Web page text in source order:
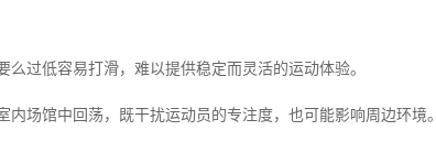
过低容易打滑，难以提供稳定而灵活的运动体验。
场馆中回荡，既干扰运动员的专注度，也可能影响周边环境。